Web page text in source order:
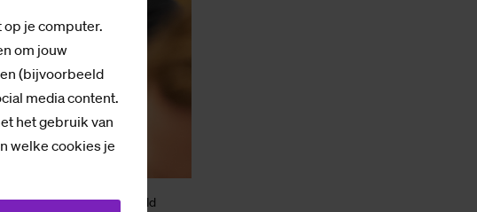
je computer.
om jouw
(bijvoorbeeld
media content.
het gebruik van
welke cookies je
Apeldoorn. Foto's: Ronald